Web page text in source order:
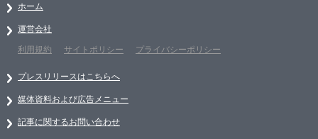
ホーム
運営会社
利用規約
サイトポリシー プライバシーポリシー
プレスリリースはこちらへ
媒体資料および広告メニュー
記事に関するお問い合わせ